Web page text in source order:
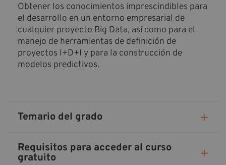
Obtener los conocimientos imprescindibles para
el desarrollo en un entorno empresarial de
cualquier proyecto Big Data, así como para el
manejo de herramientas de definición de
proyectos I+D+I y para la construcción de
modelos predictivos.
Temario del grado
Requisitos para acceder al curso
gratuito